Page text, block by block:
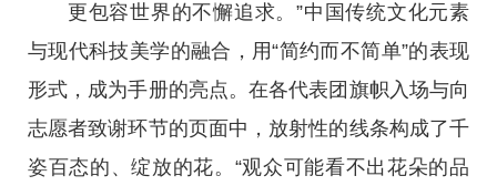
更包容世界的不懈追求。”中国传统文化元素
与现代科技美学的融合，用“简约而不简单”的表现
形式，成为手册的亮点。在各代表团旗帜入场与向
志愿者致谢环节的页面中，放射性的线条构成了千
姿百态的、绽放的花。“观众可能看不出花朵的品